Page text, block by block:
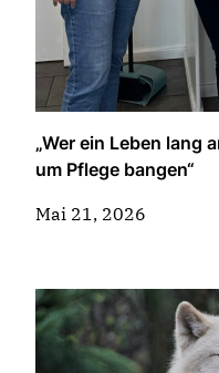
„Wer ein Leben lang
um Pflege bangen“
Mai 21, 2026